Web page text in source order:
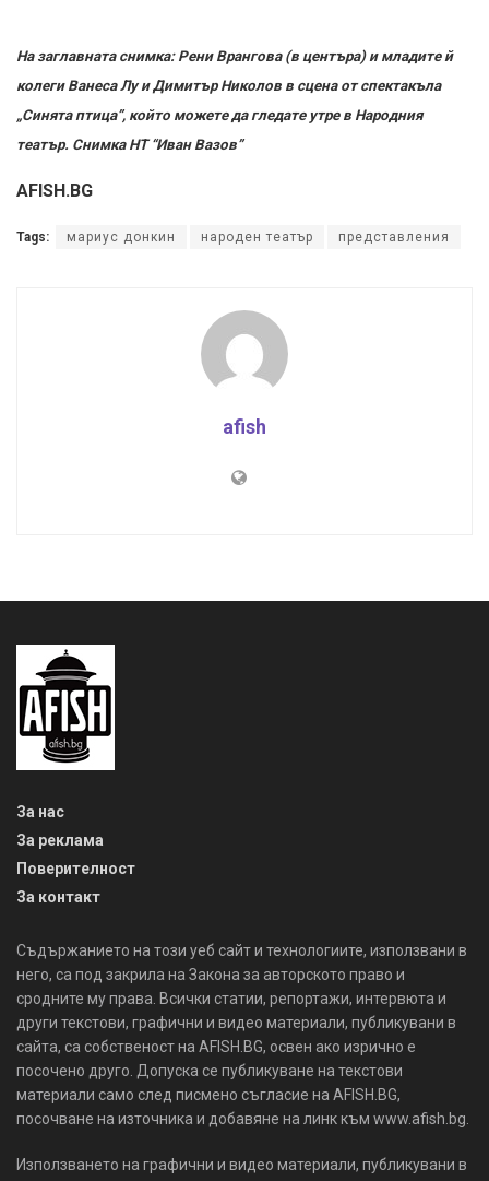
На заглавната снимка: Рени Врангова (в центъра) и младите й
колеги Ванеса Лу и Димитър Николов в сцена от спектакъла
„Синята птица”, който можете да гледате утре в Народния
театър. Снимка НТ “Иван Вазов”
AFISH.BG
Tags: мариус донкин народен театър представления
afish
За нас
За реклама
Поверителност
За контакт
Съдържанието на този уеб сайт и технологиите, използвани в
него, са под закрила на Закона за авторското право и
сродните му права. Всички статии, репортажи, интервюта и
други текстови, графични и видео материали, публикувани в
сайта, са собственост на AFISH.BG, освен ако изрично е
посочено друго. Допуска се публикуване на текстови
материали само след писмено съгласие на AFISH.BG,
посочване на източника и добавяне на линк към www.afish.bg.
Използването на графични и видео материали, публикувани в